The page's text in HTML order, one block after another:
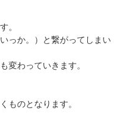
。
っか。）と繋がってしまい
変わっていきます。
ものとなります。